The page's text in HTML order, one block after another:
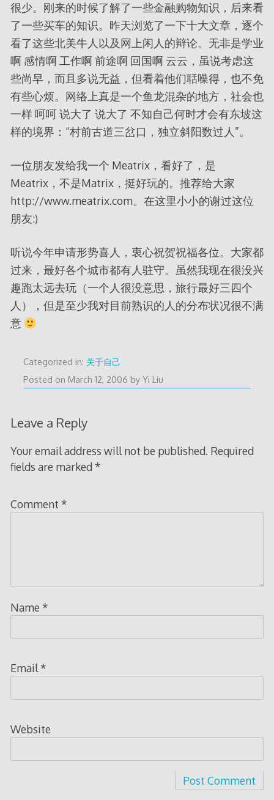
很少。刚来的时候了解了一些金融购物知识，后来看
了一些买车的知识。昨天浏览了一下十大文章，逐个
看了这些北美牛人以及网上闲人的辩论。无非是学业
啊 感情啊 工作啊 前途啊 回国啊 云云，虽说考虑这
些尚早，而且多说无益，但看着他们聒噪得，也不免
有些心烦。网络上真是一个鱼龙混杂的地方，社会也
一样 呵呵 说大了 说大了 不知自己何时才会有东坡这
样的境界：“村前古道三岔口，独立斜阳数过人”。
一位朋友发给我一个 Meatrix，看好了，是
Meatrix，不是Matrix，挺好玩的。推荐给大家
http://www.meatrix.com。在这里小小的谢过这位
朋友:)
听说今年申请形势喜人，衷心祝贺祝福各位。大家都
过来，最好各个城市都有人驻守。虽然我现在很没兴
趣跑太远去玩（一个人很没意思，旅行最好三四个
人），但是至少我对目前熟识的人的分布状况很不满
意
Categorized in: 关于自己
Posted on March 12, 2006 by Yi Liu
Leave a Reply
Your email address will not be published. Required
fields are marked *
Comment *
Name *
Email*
Website